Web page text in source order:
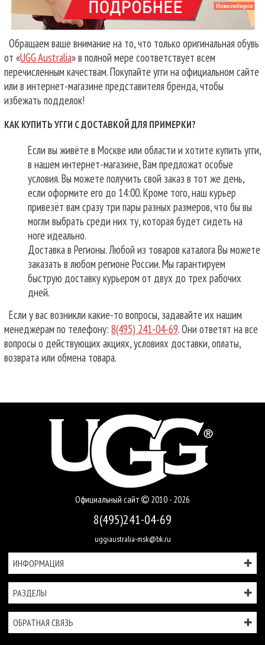
Обращаем ваше внимание на то, что только оригинальная обувь
от «UGG Australia» в полной мере соответствует всем
перечисленным качествам. Покупайте угги на официальном сайте
или в интернет-магазине представителя бренда, чтобы
избежать подделок!
КАК КУПИТЬ УГГИ С ДОСТАВКОЙ ДЛЯ ПРИМЕРКИ?
Если вы живёте в Москве или области и хотите купить угги,
в нашем интернет-магазине, Вам предложат особые
условия. Вы можете получить свой заказ в тот же день,
если оформите его до 14:00. Кроме того, наш курьер
привезёт вам сразу три пары разных размеров, что бы вы
могли выбрать среди них ту, которая будет сидеть на
ноге идеально.
Доставка в Регионы. Любой из товаров каталога Вы можете
заказать в любом регионе России. Мы гарантируем
быструю доставку курьером от двух до трех рабочих
дней.
Если у вас возникли какие-то вопросы, задавайте их нашим
менеджерам по телефону: 8(495) 241-04-69. Они ответят на все
вопросы о действующих акциях, условиях доставки, оплаты,
возврата или обмена товара.
Официальный сайт 2010 - 2026
8(495)241-04-69
uggiaustralia-msk@bk.ru
ИНФОРМАЦИЯ
РАЗДЕЛЫ
ОБРАТНАЯ СВЯЗЬ